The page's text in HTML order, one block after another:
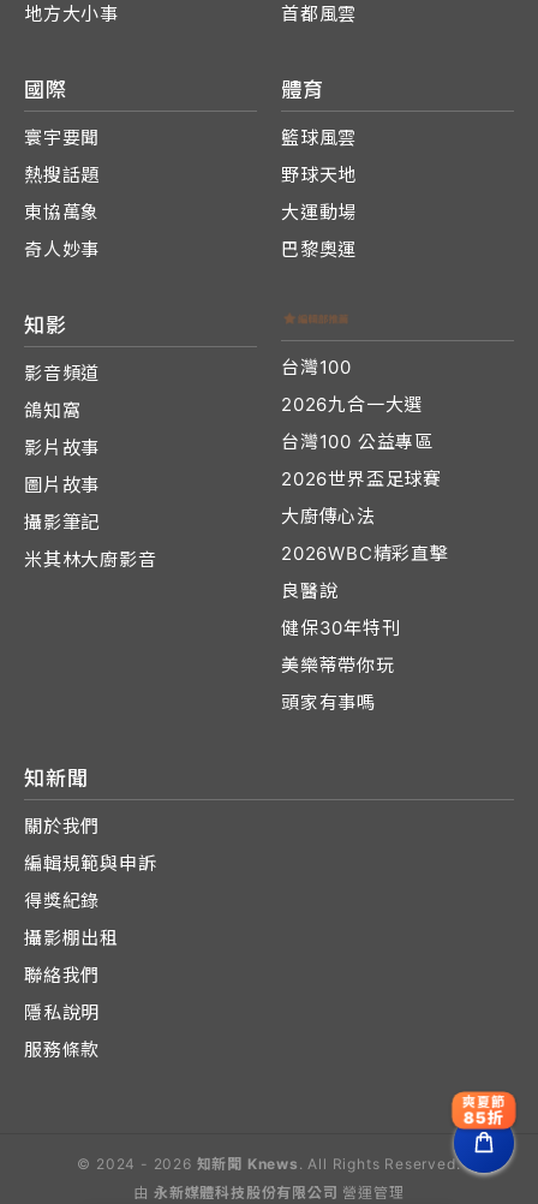
地方大小事
首都風雲
國際
寰宇要聞
熱搜話題
東協萬象
奇人妙事
體育
籃球風雲
野球天地
大運動場
巴黎奧運
知影
影音頻道
鴿知窩
影片故事
圖片故事
攝影筆記
米其林大廚影音
台灣100
2026九合一大選
台灣100 公益專區
2026世界盃足球賽
大廚傳心法
2026WBC精彩直擊
良醫說
健保30年特刊
美樂蒂帶你玩
頭家有事嗎
知新聞
關於我們
編輯規範與申訴
得獎紀錄
攝影棚出租
聯絡我們
隱私說明
服務條款
© 2024 - 2026 知新聞 Knews . All Rights Reserved.
由 永新媒體科技股份有限公司 營運管理
爽夏節
85折